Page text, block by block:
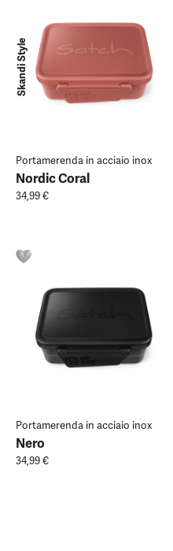
Skandi Style
Portamerenda in acciaio inox
Nordic Coral
34,99 €
Portamerenda in acciaio inox
Nero
34,99 €